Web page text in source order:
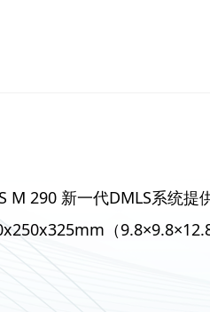
M 290 新一代DMLS系统提
（